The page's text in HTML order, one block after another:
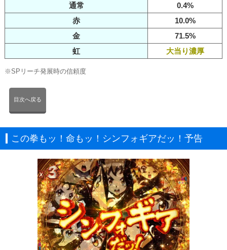
通常
0.4%
赤
10.0%
金
71.5%
虹
大当り濃厚
※SPリーチ発展時の信頼度
目次へ戻る
この拳もッ！命もッ！シンフォギアだッ！予告